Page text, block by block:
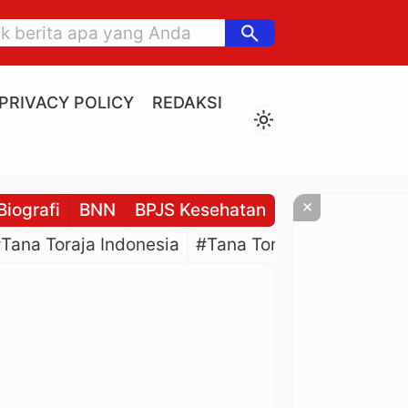
search
PRIVACY POLICY
REDAKSI
light_mode
BNN BPJS Kesehatan BPJS
Toraja Indonesia #Tana Toraja Culture
×